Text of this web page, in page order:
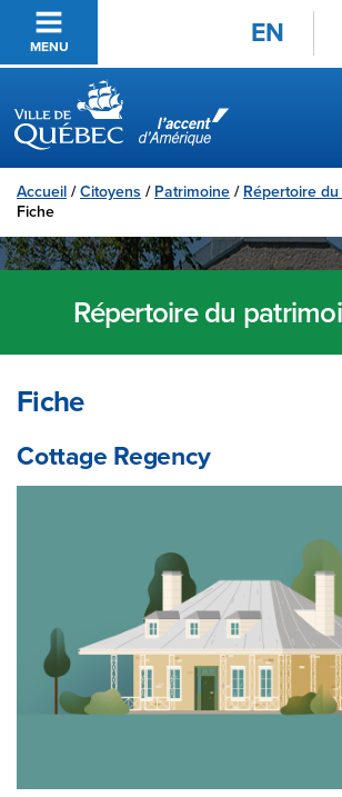
Passer au contenu principal
MENU EN
Ville de Québec
Accueil /Citoyens / Patrimoine / Répertoire
Fiche
Répertoire du
Fiche
Cottage Regency